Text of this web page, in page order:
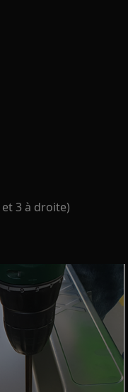
3 à droite)